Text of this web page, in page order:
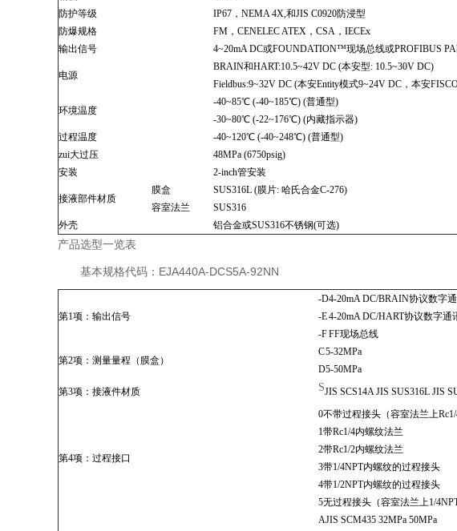
防护等级
IP67，NEMA 4X,和JIS C0920防浸型
防爆规格
FM，CENELEC ATEX，CSA，IECEx
输出信号
4~20mA DC或FOUNDATION™现场总线或PROFIBUS
电源
BRAIN和HART:10.5~42V DC (本安型: 10.5~30V DC)
Fieldbus:9~32V DC (本安Entity模式9~24V DC，本安
环境温度
-40~85℃ (-40~185℃) (普通型)
-30~80℃ (-22~176℃) (内藏指示器)
过程温度
-40~120℃ (-40~248℃) (普通型)
zui大过压
48MPa (6750psig)
安装
2-inch管安装
接液部件材质
膜盒
SUS316L (膜片: 哈氏合金C-276)
容室法兰
SUS316
外壳
铝合金或SUS316不锈钢(可选)
产品选型一览表
基本规格代码：EJA440A-DCS5A-92NN
第1项：输出信号
-D4-20mA DC/BRAIN协议数字
-E4-20mA DC/HART协议数字通
-FFF现场总线
第2项：测量量程（膜盒）
C5-32MPa
D5-50MPa
第3项：接液件材质
SJIS SCS14A JIS SUS316L JIS
第4项：过程接口
0不带过程接头（容室法兰上
1带Rc1/4内螺纹法兰
2带Rc1/2内螺纹法兰
3带1/4NPT内螺纹的过程接头
4带1/2NPT内螺纹的过程接头
5无过程接头（容室法兰上1/
AJIS SCM435 32MPa 50MPa